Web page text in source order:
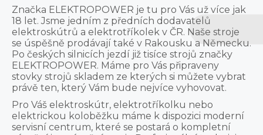
Značka ELEKTROPOWER je tu pro Vás už více jak
18 let. Jsme jedním z předních dodavatelů
elektroskútrů a elektrotříkolek v ČR. Naše stroje
se úspěšně prodávají také v Rakousku a Německu.
Po českých silnicích jezdí již tisíce strojů značky
ELEKTROPOWER. Máme pro Vás připraveny
stovky strojů skladem ze kterých si můžete vybrat
právě ten, který Vám bude nejvíce vyhovovat.
Pro Váš elektroskútr, elektrotříkolku nebo
elektrickou koloběžku máme k dispozici moderní
servisní centrum, které se postará o kompletní